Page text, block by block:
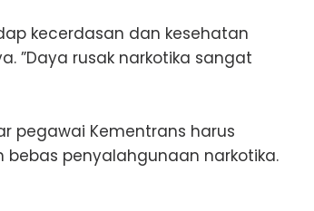
kecerdasan dan kesehatan
”Daya rusak narkotika sangat
pegawai Kementrans harus
penyalahgunaan narkotika.